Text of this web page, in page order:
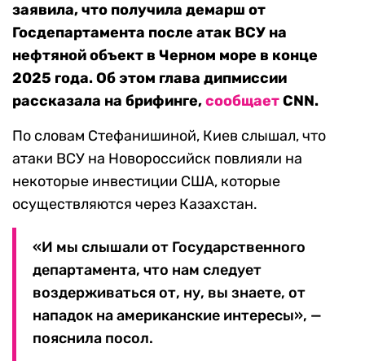
заявила, что получила демарш от
Госдепартамента после атак ВСУ на
нефтяной объект в Черном море в конце
2025 года. Об этом глава дипмиссии
рассказала на брифинге,сообщаетCNN.
По словам Стефанишиной, Киев слышал, что
атаки ВСУ на Новороссийск повлияли на
некоторые инвестиции США, которые
осуществляются через Казахстан.
«И мы слышали от Государственного
департамента, что нам следует
воздерживаться от, ну, вы знаете, от
нападок на американские интересы», —
пояснила посол.